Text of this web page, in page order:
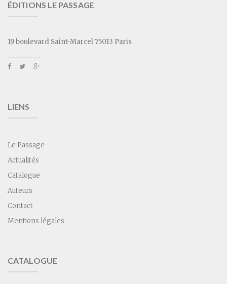
ÉDITIONS LE PASSAGE
19 boulevard Saint-Marcel 75013 Paris
LIENS
Le Passage
Actualités
Catalogue
Auteurs
Contact
Mentions légales
CATALOGUE